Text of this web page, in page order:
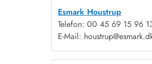
Esmark Houstrup
Telefon: 00 45 69 15 96
E-Mail: